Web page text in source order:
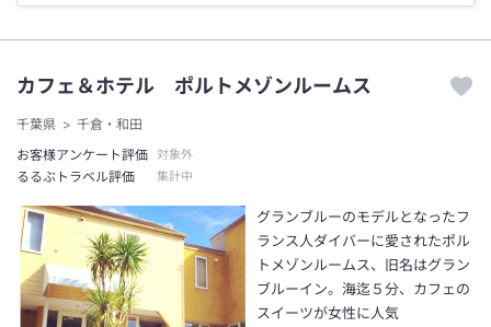
カフェ＆ホテル ポルトメゾンルームス
千葉県
千倉・和田
お客様アンケート評価
対象外
るるぶトラベル評価 集計中
グランブルーのモデルとなったフ
ランス人ダイバーに愛されたポル
トメゾンルームス、旧名はグラン
ブルーイン。海迄５分、カフェの
スイーツが女性に人気